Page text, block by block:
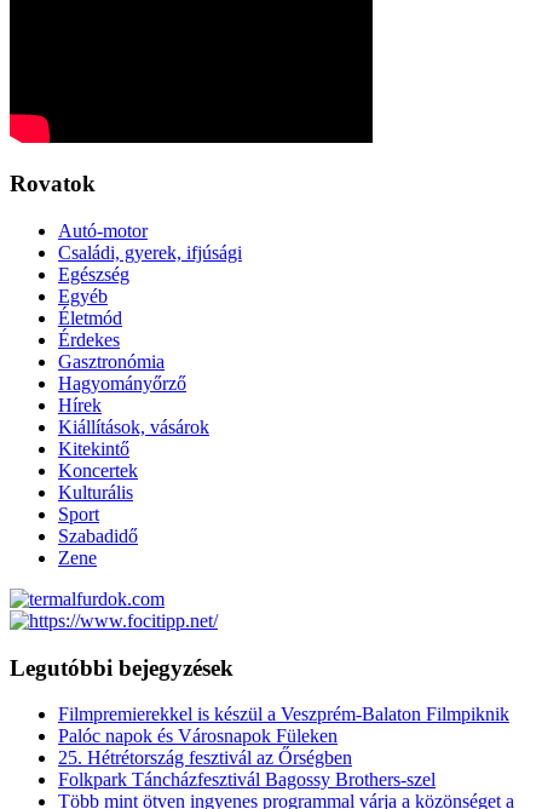
Rovatok
Autó-motor
Családi, gyerek, ifjúsági
Egészség
Egyéb
Életmód
Érdekes
Gasztronómia
Hagyományőrző
Hírek
Kiállítások, vásárok
Kitekintő
Koncertek
Kulturális
Sport
Szabadidő
Zene
Legutóbbi bejegyzések
Filmpremierekkel is készül a Veszprém-Balaton Filmpiknik
Palóc napok és Városnapok Füleken
25. Hétrétország fesztivál az Őrségben
Folkpark Táncházfesztivál Bagossy Brothers-szel
Több mint ötven ingyenes programmal várja a közönséget a